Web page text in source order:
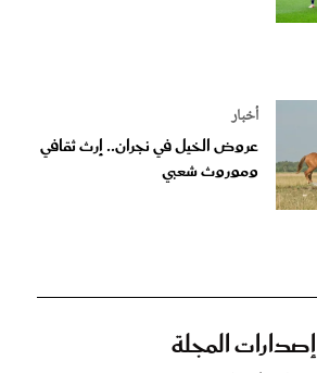
أخبار
عروض الخيل في نجران.. إرث ثقافي
وموروث شعبي
إصدارات المجلة